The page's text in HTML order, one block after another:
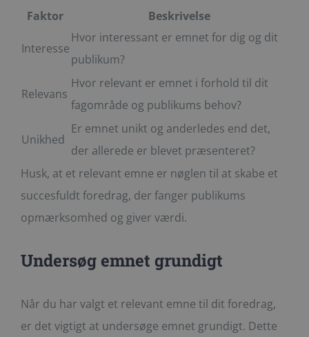
Faktor Beskrivelse
Interesse
Hvor interessant er emnet for dig og dit
publikum?
Relevans
Hvor relevant er emnet i forhold til dit
fagområde og publikums behov?
Unikhed
Er emnet unikt og anderledes end det,
der allerede er blevet præsenteret?
Husk, at et relevant emne er nøglen til at skabe et
succesfuldt foredrag, der fanger publikums
opmærksomhed og giver værdi.
Undersøg emnet grundigt
Når du har valgt et relevant emne til dit foredrag,
er det vigtigt at undersøge emnet grundigt. Dette